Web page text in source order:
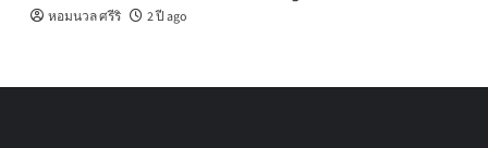
หอมนวล ศรีริ 2 ปี ago